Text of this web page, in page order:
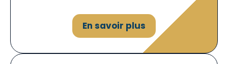
En savoir plus